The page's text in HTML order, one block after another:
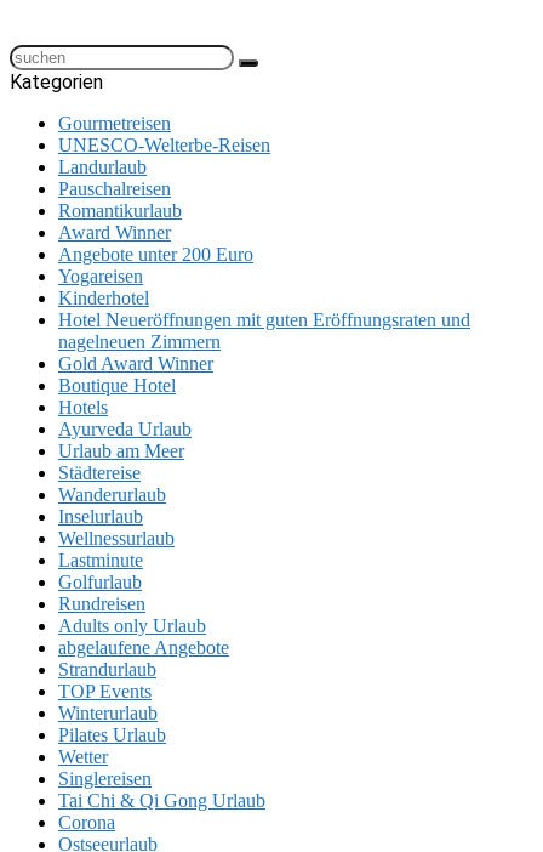
Kategorien
Gourmetreisen
UNESCO-Welterbe-Reisen
Landurlaub
Pauschalreisen
Romantikurlaub
Award Winner
Angebote unter 200 Euro
Yogareisen
Kinderhotel
Hotel Neueröffnungen mit guten Eröffnungsraten und
nagelneuen Zimmern
Gold Award Winner
Boutique Hotel
Hotels
Ayurveda Urlaub
Urlaub am Meer
Städtereise
Wanderurlaub
Inselurlaub
Wellnessurlaub
Lastminute
Golfurlaub
Rundreisen
Adults only Urlaub
abgelaufene Angebote
Strandurlaub
TOP Events
Winterurlaub
Pilates Urlaub
Wetter
Singlereisen
Tai Chi & Qi Gong Urlaub
Corona
Ostseeurlaub